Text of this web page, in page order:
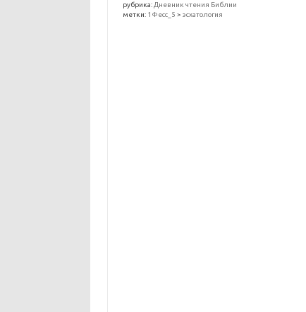
рубрика: Дневник чтения Библии
метки: 1Фесс_5 > эсхатология